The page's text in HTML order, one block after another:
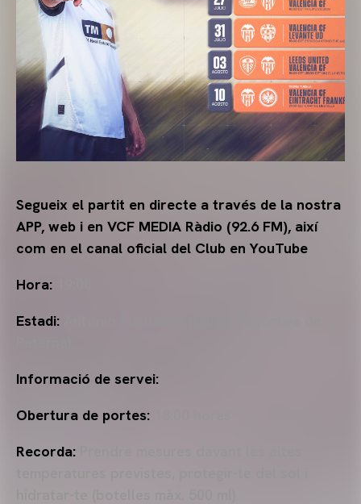
Segueix el partit en directe a través de la nostra
APP, web i en VCF MEDIA Ràdio (92.6 FM), així
com en el canal oficial del Club en YouTube
Hora:
Estadi:
Informació de servei:
Obertura de portes:
Recorda: